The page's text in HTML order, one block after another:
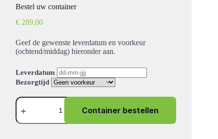
Bestel uw container
€ 289,00
Geef de gewenste leverdatum en voorkeur
(ochtend/middag) hieronder aan.
Leverdatum
Bezorgtijd
Hout
container
10
m³
Container bestellen